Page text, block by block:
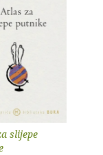
slijepe